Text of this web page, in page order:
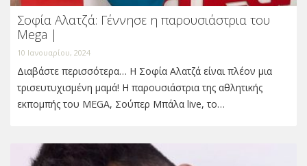
Σοφία Αλατζά: Γέννησε η παρουσιάστρια του
Mega |
10 Ιανουαρίου, 2024
Διαβάστε περισσότερα… Η Σοφία Αλατζά είναι πλέον μια
τρισευτυχισμένη μαμά! Η παρουσιάστρια της αθλητικής
εκπομπής του MEGA, Σούπερ Μπάλα live, το…